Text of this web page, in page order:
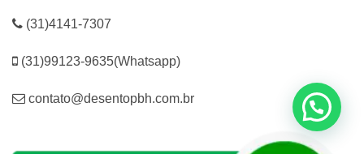
(31)4141-7307
(31)99123-9635(Whatsapp)
contato@desentopbh.com.br